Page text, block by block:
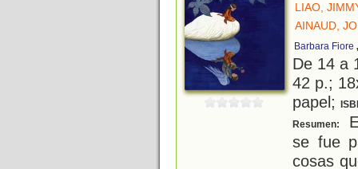
LIAO,
AINAUD,
Barbara Fiore
De 14 a
42 p.;
papel;
Resumen:
se fue
cosas